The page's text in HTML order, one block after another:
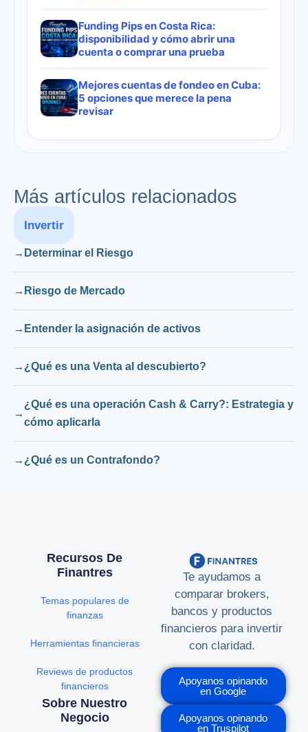
Funding Pips en Costa Rica:
disponibilidad y cómo abrir una
cuenta o comprar una prueba
Mejores cuentas de fondeo en Cuba:
5 opciones que merece la pena
revisar
Más artículos relacionados
Invertir
Determinar el Riesgo
Riesgo de Mercado
Entender la asignación de activos
¿Qué es una Venta al descubierto?
¿Qué es una operación Cash & Carry?: Estrategia y
cómo aplicarla
¿Qué es un Contrafondo?
Te ayudamos a
comparar brokers,
bancos y productos
financieros para invertir
con claridad.
Apoyanos opinando
en Google
Apoyanos opinando
en Truspilot
Recursos De
Finantres
Temas populares de
finanzas
Herramientas financieras
Reviews de productos
financieros
Sobre Nuestro
Negocio